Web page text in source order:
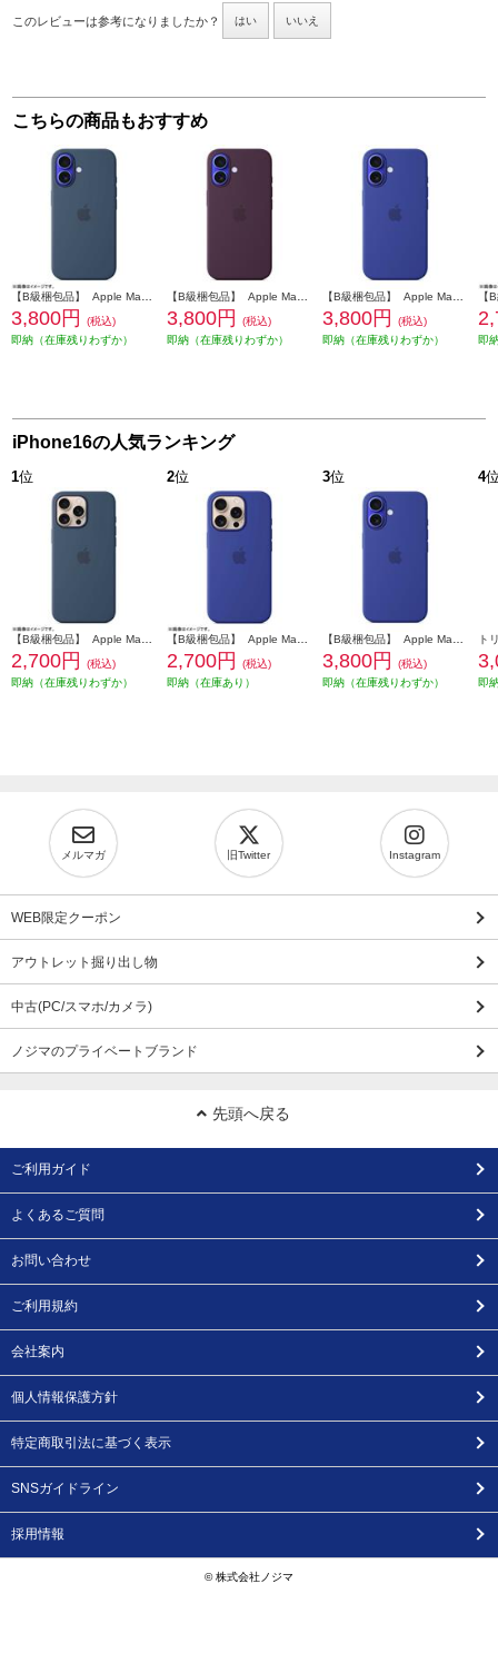
このレビューは参考になりましたか？ はい いいえ
こちらの商品もおすすめ
3,800円
(税込)
即納（在庫残りわずか）
3,800円
(税込)
即納（在庫残りわずか）
3,800円
(税込)
即納（在庫残りわずか）
即
iPhone16の人気ランキング
1位
2,700円
(税込)
即納（在庫残りわずか）
2位
2,700円
(税込)
即納（在庫あり）
3位
3,800円
(税込)
即納（在庫残りわずか）
4
即
メルマガ 旧Twitter Instagram
WEB限定クーポン
アウトレット掘り出し物
中古(PC/スマホ/カメラ)
ノジマのプライベートブランド
先頭へ戻る
ご利用ガイド
よくあるご質問
お問い合わせ
ご利用規約
会社案内
個人情報保護方針
特定商取引法に基づく表示
SNSガイドライン
採用情報
© 株式会社ノジマ